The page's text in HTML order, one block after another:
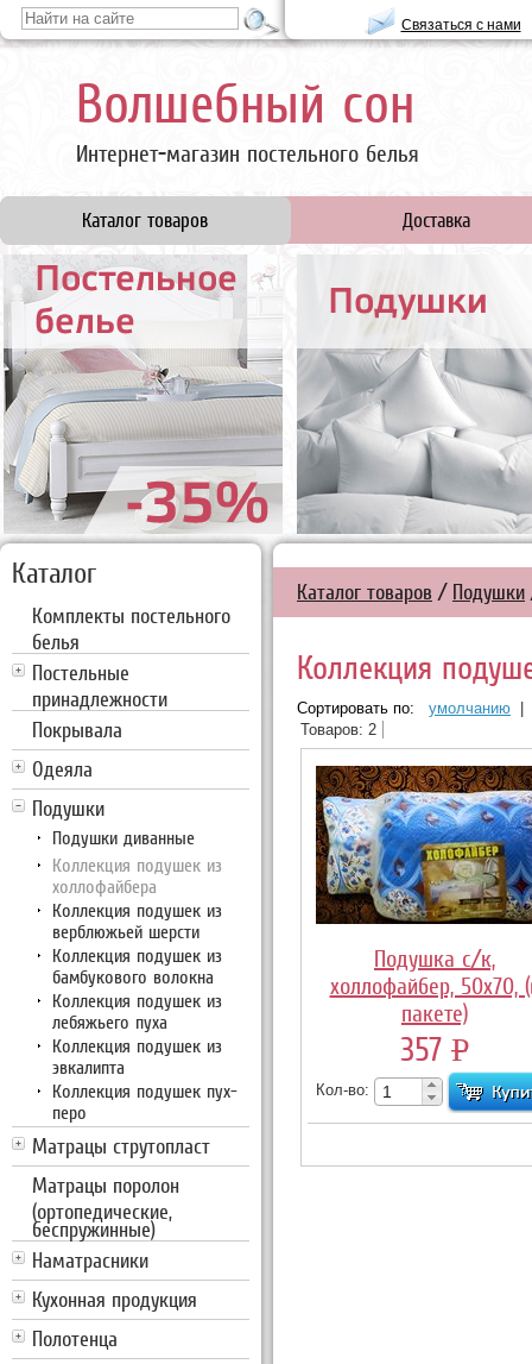
Связаться с нами
Волшебный сон
Интернет-магазин постельного белья
Каталог товаров Доставка
Каталог
Комплекты постельного
белья
Постельные
принадлежности
Покрывала
Одеяла
Подушки
Подушки диванные
Коллекция подушек из
холлофайбера
Коллекция подушек из
верблюжьей шерсти
Коллекция подушек из
бамбукового волокна
Коллекция подушек из
лебяжьего пуха
Коллекция подушек из
эвкалипта
Коллекция подушек пух-
перо
Матрацы струтопласт
Матрацы поролон
(ортопедические,
беспружинные)
Наматрасники
Кухонная продукция
Полотенца
Каталог товаров / Подушки
Коллекция
Сортировать по: умолчанию
Товаров: 2
Подушка с/к,
холлофайбер, 50х70,
пакете)
357 P
УБ.
Кол-во: